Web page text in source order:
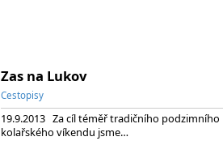
Zas na Lukov
Cestopisy
19.9.2013 Za cíl téměř tradičního podzimního
kolařského víkendu jsme…